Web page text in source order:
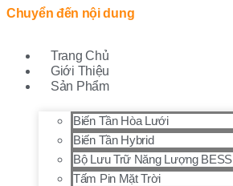
Chuyển đến nội dung
Trang Chủ
Giới Thiệu
Sản Phẩm
Biến Tần Hòa Lưới
Biến Tần Hybrid
Bộ Lưu Trữ Năng Lượng BESS
Tấm Pin Mặt Trời